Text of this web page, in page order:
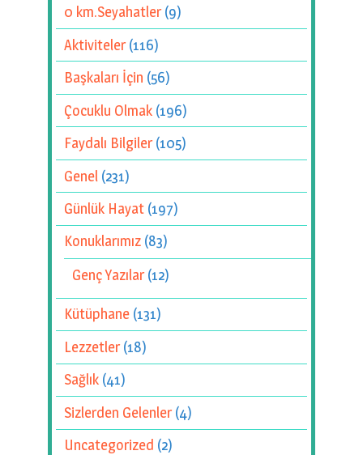
0 km.Seyahatler(9)
Aktiviteler(116)
Başkaları İçin (56)
Çocuklu Olmak (196)
Faydalı Bilgiler(105)
Genel (231)
Günlük Hayat (197)
Konuklarımız (83)
Genç Yazılar(12)
Kütüphane (131)
Lezzetler(18)
Sağlık (41)
Sizlerden Gelenler(4)
Uncategorized (2)